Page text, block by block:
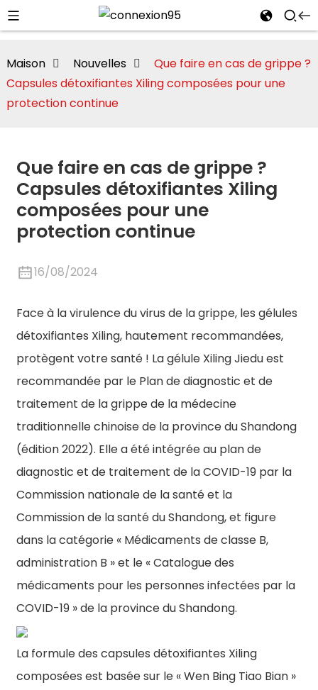
Montmorillonite
Maison Nouvelles
Que faire en cas de grippe ?
Capsules détoxifiantes Xiling composées pour une
protection continue
Que faire en cas de grippe ?
Capsules détoxifiantes Xiling
composées pour une
protection continue
16/08/2024
Face à la virulence du virus de la grippe, les gélules
détoxifiantes Xiling, hautement recommandées,
protègent votre santé ! La gélule Xiling Jiedu est
recommandée par le Plan de diagnostic et de
traitement de la grippe de la médecine
traditionnelle chinoise de la province du Shandong
(édition 2022). Elle a été intégrée au plan de
diagnostic et de traitement de la COVID-19 par la
Commission nationale de la santé et la
Commission de la santé du Shandong, et figure
dans la catégorie « Médicaments de classe B,
administration B » et le « Catalogue des
médicaments pour les personnes infectées par la
COVID-19 » de la province du Shandong.
La formule des capsules détoxifiantes Xiling
composées est basée sur le « Wen Bing Tiao Bian »